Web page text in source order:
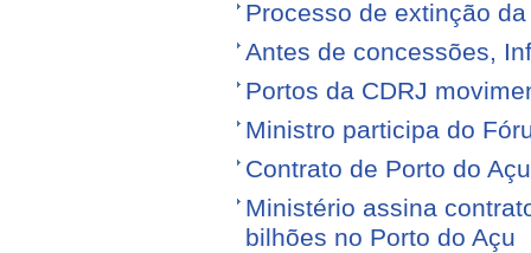
Processo de extinção
Antes de concessões,
Portos da CDRJ
Ministro participa do
Contrato de Porto do
Ministério assina
bilhões no Porto do Açu